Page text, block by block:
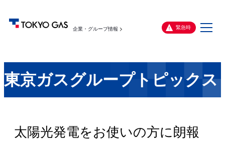
企業・グループ情報 緊急時
メ
東京ガスグループトピックス
太陽光発電をお使いの方に朗報